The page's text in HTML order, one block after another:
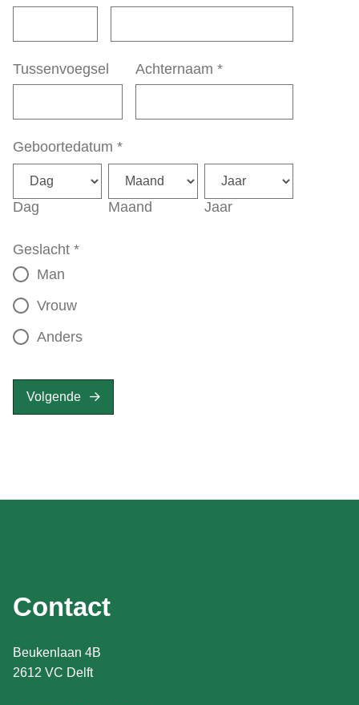
Tussenvoegsel Achternaam *
Geboortedatum *
Dag Maand Jaar
Geslacht *
Man
Vrouw
Anders
Volgende
Contact
Beukenlaan 4B
2612 VC Delft